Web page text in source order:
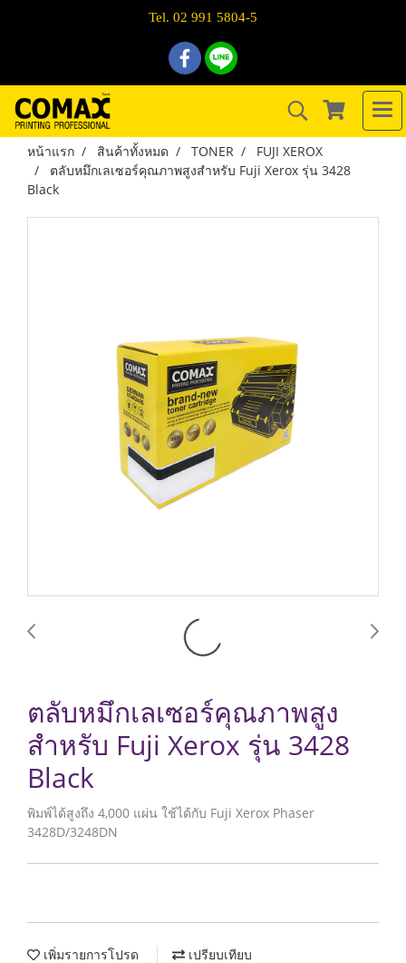
Tel. 02 991 5804-5
หน้าแรก สินค้าทั้งหมด TONER
FUJI XEROX
ตลับหมึกเลเซอร์คุณภาพสูงสำหรับ Fuji Xerox รุ่น 3428
Black
ตลับหมึกเลเซอร์คุณภาพสูง
สำหรับ Fuji Xerox รุ่น 3428
Black
พิมพ์ได้สูงถึง 4,000 แผ่น ใช้ได้กับ Fuji Xerox Phaser
3428D/3248DN
เพิ่มรายการโปรด เปรียบเทียบ